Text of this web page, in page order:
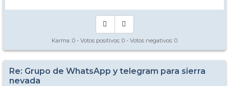
Karma: 0 - Votos positivos: 0 - Votos negativos: 0
Re: Grupo de WhatsApp y telegram para sierra
nevada